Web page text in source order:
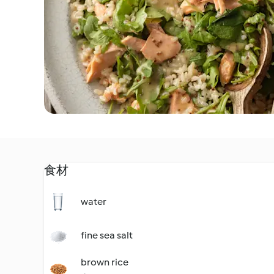
食材
water
fine sea salt
brown rice